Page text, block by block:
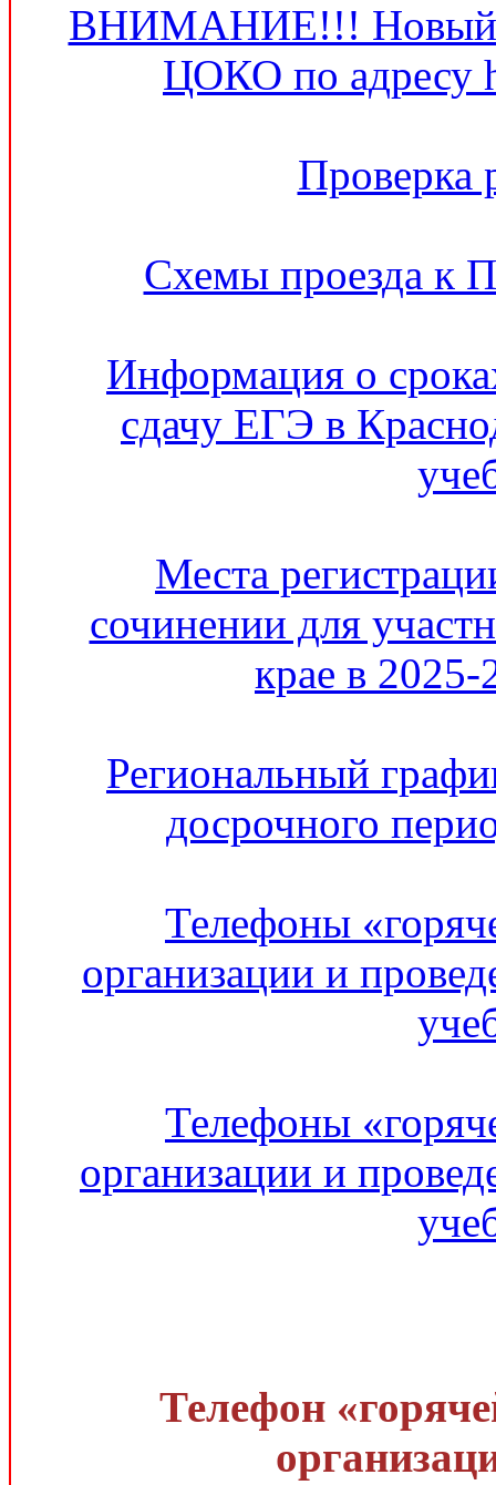
ВНИМАНИЕ!!! Новый
ЦОКО по адресу
Проверка
Схемы проезда к
Информация о
сдачу ЕГЭ в
Места
сочинении для
крае в
Региональный
досрочного
Телефоны
организации и
Телефоны
организации и
Телефон